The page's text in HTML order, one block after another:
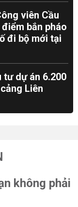
viên Cầu
bắn pháo
đi bộ mới tại
tư dự án 6.200
Liên
không phải